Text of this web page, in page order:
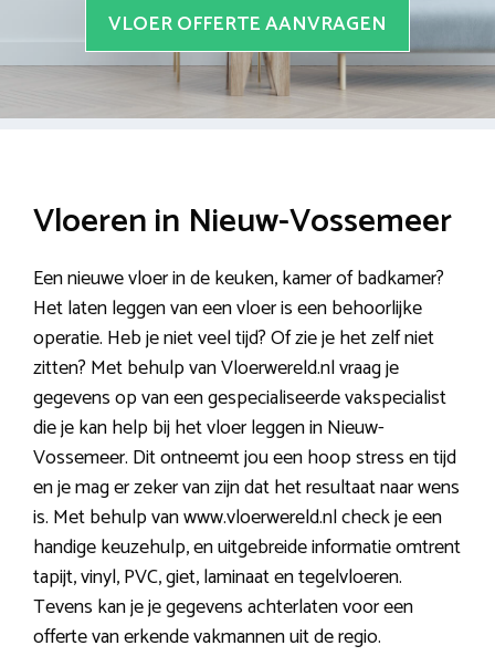
VLOER OFFERTE AANVRAGEN
Vloeren in Nieuw-Vossemeer
Een nieuwe vloer in de keuken, kamer of badkamer?
Het laten leggen van een vloer is een behoorlijke
operatie. Heb je niet veel tijd? Of zie je het zelf niet
zitten? Met behulp van Vloerwereld.nl vraag je
gegevens op van een gespecialiseerde vakspecialist
die je kan help bij het vloer leggen in Nieuw-
Vossemeer. Dit ontneemt jou een hoop stress en tijd
en je mag er zeker van zijn dat het resultaat naar wens
is. Met behulp van www.vloerwereld.nl check je een
handige keuzehulp, en uitgebreide informatie omtrent
tapijt, vinyl, PVC, giet, laminaat en tegelvloeren.
Tevens kan je je gegevens achterlaten voor een
offerte van erkende vakmannen uit de regio.